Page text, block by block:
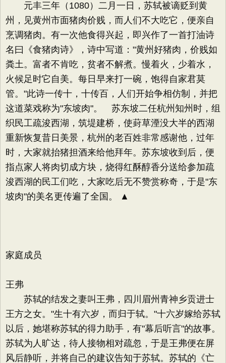
元丰三年（1080）二月一日，苏轼被谪贬到黄
州，见黄州市面猪肉价贱，而人们不大吃它，便亲自
烹调猪肉。有一次他食得兴起，即兴作了一首打油诗
名曰《食猪肉诗》，诗中写道："黄州好猪肉，价贱如
粪土。富者不肯吃，贫者不解煮。慢着火，少着水，
火候足时它自美。每日早来打一碗，饱得自家君莫
管。"此诗一传十，十传百，人们开始争相仿制，并把
这道菜戏称为"东坡肉"。 苏东坡二任杭州知州时，组
织民工疏浚西湖，筑堤建桥，使葑草湮没大半的西湖
重新恢复昔日美景，杭州的老百姓非常感谢他，过年
时，大家就抬猪担酒来给他拜年。苏东坡收到后，便
指点家人将肉切成方块，烧得红酥醇香分送给参加疏
浚西湖的民工们吃，大家吃后无不赞赏称奇，于是"东
坡肉"的美名更传遍了全国。 ▲
家庭成员
王弗
苏轼的结发之妻叫王弗，四川眉州青神乡贡进士
王方之女。"生十有六岁，而归于轼。"十六岁嫁给苏轼
以后，她堪称苏轼的得力助手，有"幕后听言"的故事。
苏轼为人旷达，待人接物相对疏忽，于是王弗便在屏
风后静听，并将自己的建议告知于苏轼。苏轼的《亡